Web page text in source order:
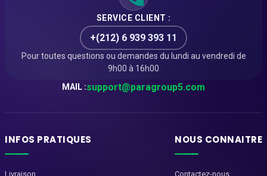
SERVICE CLIENT :
+(212) 6 939 393 11
Pour toutes questions ou demandes du lundi au vendredi de
9h00 à 16h00
MAIL :support@paragroup5.com
INFOS PRATIQUES
Livraison
NOUS CONNAITRE
Contactez-nous